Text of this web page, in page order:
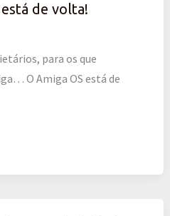
de volta!
para os que
O Amiga OS está de